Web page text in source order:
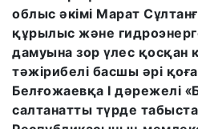
облыс әкімі Марат
құрылыс және
дамуына зор үлес қосқан
тәжірибелі басшы әрі
Белғожаевқа І дәрежелі
салтанатты түрде